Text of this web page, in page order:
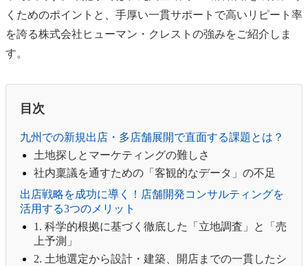
くためのポイントと、手厚い一貫サポートで高いリピート率
を誇る株式会社ヒューマン・クレストの強みをご紹介しま
す。
目次
九州での新規出店・多店舗展開で直面する課題とは？
土地探しとマーケティングの難しさ
社内稟議を通すための「客観的なデータ」の不足
出店戦略を成功に導く！店舗開発コンサルティングを
活用する3つのメリット
1. 科学的根拠に基づく徹底した「立地調査」と「売
上予測」
2. 土地選定から設計・建築、開店までの一貫したシ